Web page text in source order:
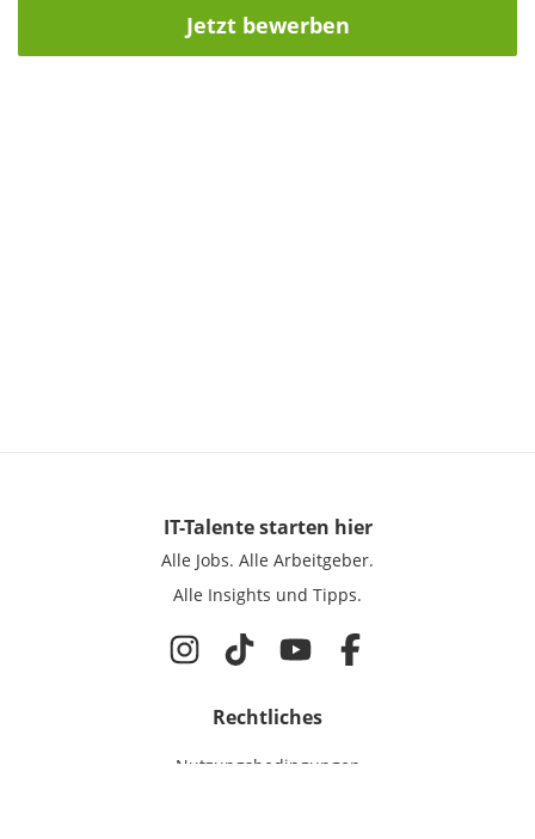
Jetzt bewerben
IT-Talentestarten hier
Alle Jobs. Alle Arbeitgeber.
Alle Insights und Tipps.
Rechtliches
Nutzungsbedingungen